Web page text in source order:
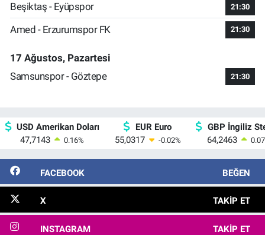
Beşiktaş - Eyüpspor 21:30
Amed - Erzurumspor FK 21:30
17 Ağustos, Pazartesi
Samsunspor - Göztepe
21:30
USD Amerikan Doları
47,7143
0.16%
EUR Euro
55,0317
-0.02%
GBP İngiliz
64,2463
0.07
FACEBOOK BEĞEN
X TAKIP ET
INSTAGRAM TAKIP ET